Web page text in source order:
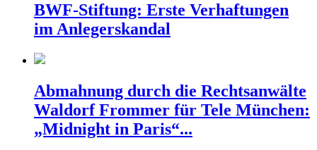
BWF-Stiftung: Erste Verhaftungen
im Anlegerskandal
Abmahnung durch die Rechtsanwälte
Waldorf Frommer für Tele München:
„Midnight in Paris“...